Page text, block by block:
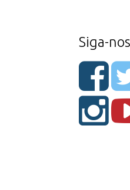
Siga-nos